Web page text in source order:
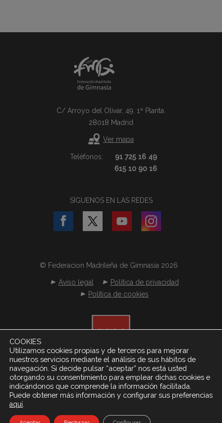
C/ Arroyo del Olivar, 49. 1ª Planta.
28018 Madrid
Ver mapa
Teléfonos:
91 725 16 49
615 10 90 16
SÍGUENOS EN LAS REDES
© Federacion Madrileña de Gimnasia 2026
Aviso legal
Política de privacidad
Política de cookies
COOKIES
Utilizamos cookies propias y de terceros para mejorar
nuestros servicios mediante el análisis de sus hábitos de
navegación. Si decide pulsar “aceptar” nos está usted
otorgando su consentimiento para emplear dichas cookies e
indicándonos que comprende la información facilitada.
Puede obtener más información y configurar sus preferencias
aquí